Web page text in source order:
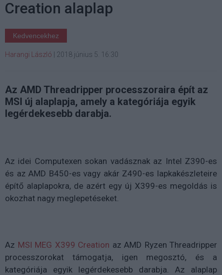
Creation alaplap
Kedvencekhez
Harangi László 2018 június 5. 16:30
Az AMD Threadripper processzoraira épít az
MSI új alaplapja, amely a kategóriája egyik
legérdekesebb darabja.
Az idei Computexen sokan vadásznak az Intel Z390-es
és az AMD B450-es vagy akár Z490-es lapkakészleteire
építő alaplapokra, de azért egy új X399-es megoldás is
okozhat nagy meglepetéseket.
Az MSI MEG X399 Creation az AMD Ryzen Threadripper
processzorokat támogatja, igen megosztó, és a
kategóriája egyik legérdekesebb darabja. Az alaplap